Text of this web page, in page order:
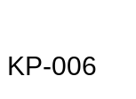
KP-006